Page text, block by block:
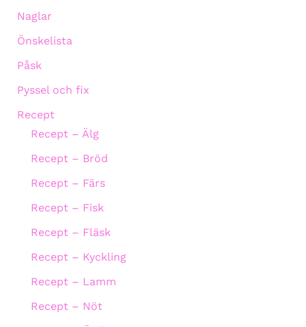
Naglar
Önskelista
Påsk
Pyssel och fix
Recept
Recept – Älg
Recept – Bröd
Recept – Färs
Recept – Fisk
Recept – Fläsk
Recept – Kyckling
Recept – Lamm
Recept – Nöt